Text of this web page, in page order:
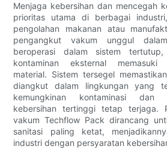
Menjaga kebersihan dan mencegah
prioritas utama di berbagai
pengolahan makanan atau
pengangkut vakum unggul
beroperasi dalam sistem tertutup,
kontaminan eksternal memasuki
material. Sistem tersegel
diangkut dalam lingkungan yang
kemungkinan kontaminasi dan
kebersihan tertinggi tetap terjaga.
vakum Techflow Pack dirancang
sanitasi paling ketat,
industri dengan persyaratan